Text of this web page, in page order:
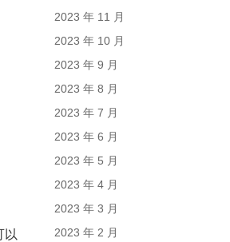
以
2023 年 11 月
2023 年 10 月
2023 年 9 月
2023 年 8 月
2023 年 7 月
2023 年 6 月
2023 年 5 月
2023 年 4 月
2023 年 3 月
2023 年 2 月